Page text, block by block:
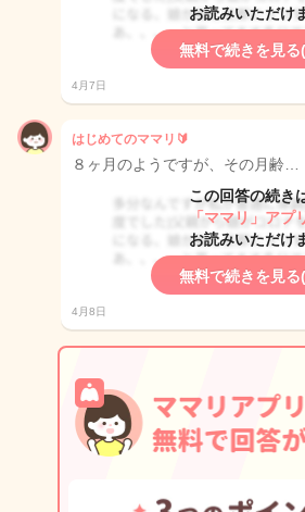
お読みいただけ
無料で続きを見る
4月7日
はじめてのママリ🔰
８ヶ月のようですが、その月齢…
この回答の続き
「ママリ」アプ
お読みいただけ
無料で続きを見る
4月8日